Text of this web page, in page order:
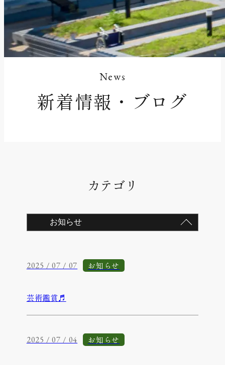
News
新着情報・ブログ
カテゴリ
2025 / 07 / 07 お知らせ
芸術鑑賞♬
2025 / 07 / 04 お知らせ